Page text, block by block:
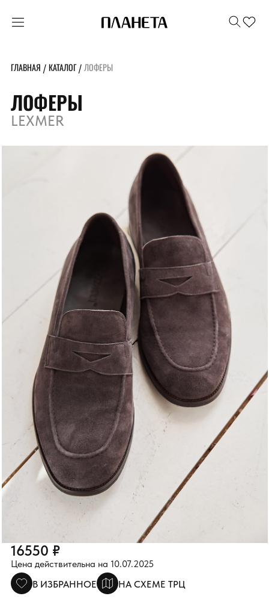
ГЛАВНАЯ / КАТАЛОГ/ ЛОФЕРЫ
ЛОФЕРЫ
LEXMER
16550 ₽
Цена действительна на 10.07.2025
В ИЗБРАННОЕ НА СХЕМЕ ТРЦ